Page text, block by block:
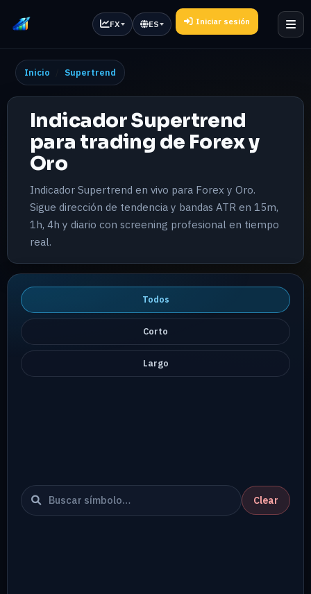
FX ES Iniciar sesión
Inicio Supertrend
Indicador Supertrend
para trading de Forex y
Oro
Indicador Supertrend en vivo para Forex y Oro.
Sigue dirección de tendencia y bandas ATR en 15m,
1h, 4h y diario con screening profesional en tiempo
real.
Todos
Corto
Largo
Clear